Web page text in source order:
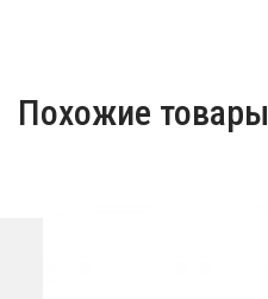
Похожие товары